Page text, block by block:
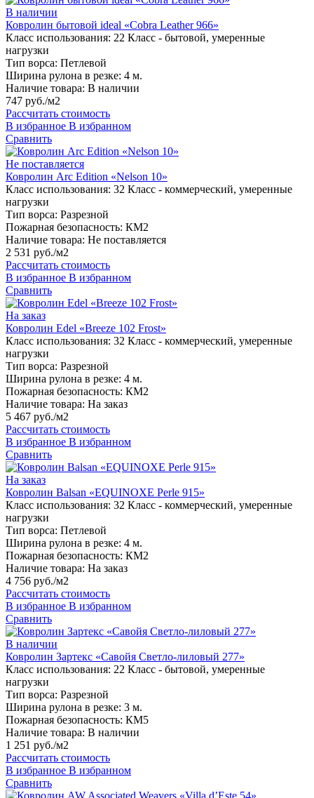
В наличии
Ковролин бытовой ideal «Cobra Leather 966»
Класс использования: 22 Класс - бытовой, умеренные
нагрузки
Тип ворса: Петлевой
Ширина рулона в резке: 4 м.
Наличие товара: В наличии
747 руб./м2
Рассчитать стоимость
В избранное В избранном
Сравнить
Не поставляется
Ковролин Arc Edition «Nelson 10»
Класс использования: 32 Класс - коммерческий, умеренные
нагрузки
Тип ворса: Разрезной
Пожарная безопасность: КМ2
Наличие товара: Не поставляется
2 531 руб./м2
Рассчитать стоимость
В избранное В избранном
Сравнить
На заказ
Ковролин Edel «Breeze 102 Frost»
Класс использования: 32 Класс - коммерческий, умеренные
нагрузки
Тип ворса: Разрезной
Ширина рулона в резке: 4 м.
Пожарная безопасность: КМ2
Наличие товара: На заказ
5 467 руб./м2
Рассчитать стоимость
В избранное В избранном
Сравнить
На заказ
Ковролин Balsan «EQUINOXE Perle 915»
Класс использования: 32 Класс - коммерческий, умеренные
нагрузки
Тип ворса: Петлевой
Ширина рулона в резке: 4 м.
Пожарная безопасность: КМ2
Наличие товара: На заказ
4 756 руб./м2
Рассчитать стоимость
В избранное В избранном
Сравнить
В наличии
Ковролин Зартекс «Савойя Светло-лиловый 277»
Класс использования: 22 Класс - бытовой, умеренные
нагрузки
Тип ворса: Разрезной
Ширина рулона в резке: 3 м.
Пожарная безопасность: КМ5
Наличие товара: В наличии
1 251 руб./м2
Рассчитать стоимость
В избранное В избранном
Сравнить